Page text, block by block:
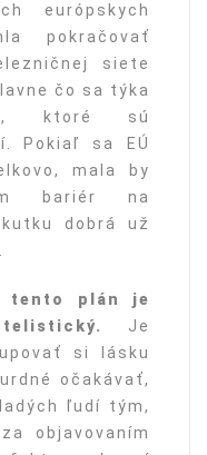
európskych
pokračovať
siete
čo sa týka
ktoré sú
Pokiaľ sa EÚ
mala by
bariér na
dobrá už
tento plán je
Je
si lásku
očakávať,
ľudí tým,
objavovaním